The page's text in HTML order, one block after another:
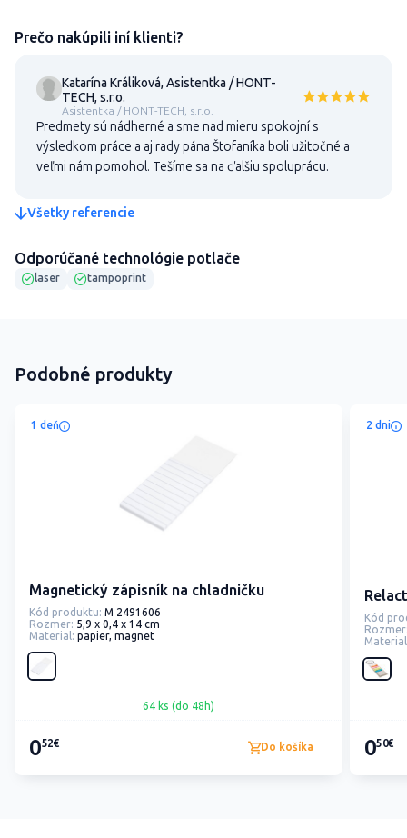
Prečo nakúpili iní klienti?
Katarína Králiková, Asistentka / HONT-
TECH, s.r.o.
Asistentka / HONT-TECH, s.r.o.
Predmety sú nádherné a sme nad mieru spokojní s
výsledkom práce a aj rady pána Štofaníka boli užitočné a
veľmi nám pomohol. Tešíme sa na ďalšiu spoluprácu.
Všetky referencie
Odporúčané technológie potlače
laser tampoprint
Podobné produkty
1 deň
Magnetický zápisník na chladničku
Kód produktu: M 2491606
Rozmer: 5,9 x 0,4 x 14 cm
Material: papier, magnet
64 ks (do 48h)
052€ Do košíka
2 dni
Kód
050€